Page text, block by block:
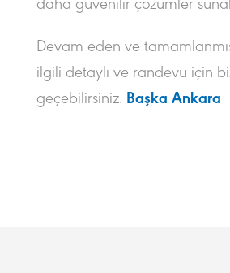
daha güvenilir çözümler
Devam eden ve
ilgili detaylı ve randevu için
geçebilirsiniz. Başka Ankara